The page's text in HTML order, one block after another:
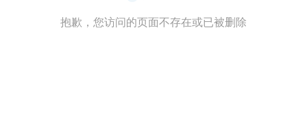
抱歉，您访问的页面不存在或已被删除